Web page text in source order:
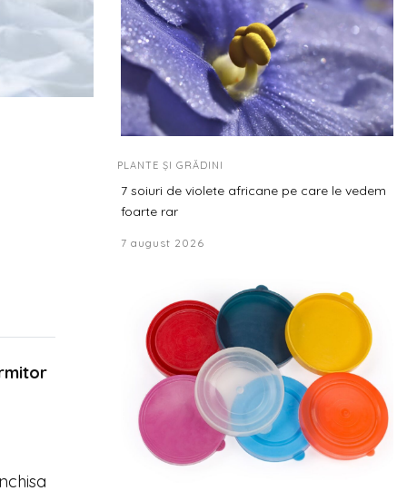
PLANTE ȘI GRĂDINI
7 soiuri de violete africane pe care le vedem
foarte rar
7 august 2026